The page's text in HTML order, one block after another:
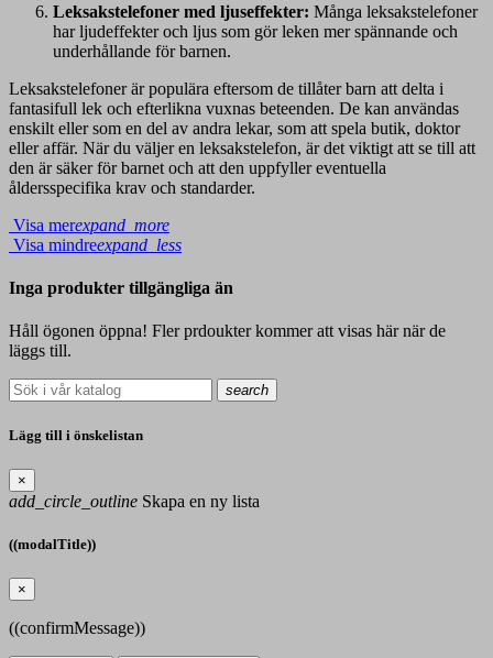
Leksakstelefoner med ljuseffekter: Många leksakstelefoner
har ljudeffekter och ljus som gör leken mer spännande och
underhållande för barnen.
Leksakstelefoner är populära eftersom de tillåter barn att delta i
fantasifull lek och efterlikna vuxnas beteenden. De kan användas
enskilt eller som en del av andra lekar, som att spela butik, doktor
eller affär. När du väljer en leksakstelefon, är det viktigt att se till att
den är säker för barnet och att den uppfyller eventuella
åldersspecifika krav och standarder.
Visa merexpand_more
Visa mindreexpand_less
Inga produkter tillgängliga än
Håll ögonen öppna! Fler prdoukter kommer att visas här när de
läggs till.
search
Lägg till i önskelistan
×
add_circle_outline Skapa en ny lista
((modalTitle))
×
((confirmMessage))